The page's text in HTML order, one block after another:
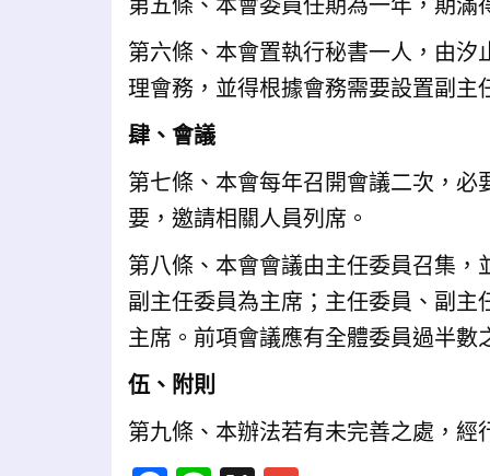
第五條、本會委員任期為一年，期滿
第六條、本會置執行秘書一人，由
理會務，並得根據會務需要設置副主
肆、會議
第七條、本會每年召開會議二次，
要，邀請相關人員列席。
第八條、本會會議由主任委員召集
副主任委員為主席；主任委員、副
主席。前項會議應有全體委員過半數
伍、附則
第九條、本辦法若有未完善之處，經